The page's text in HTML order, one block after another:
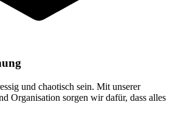
und chaotisch sein. Mit unserer
Organisation sorgen wir dafür, dass alles